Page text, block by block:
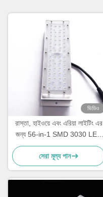
ভিডিও
রাস্তা, হাইওয়ে এবং এরিয়া লাইটিং এর
জন্য 56-in-1 SMD 3030 LED
স্ট্রিট লাইট মডিউল অপটিক্যাল গ্রেড
পিসি লেন্স
সেরা মূল্য পান